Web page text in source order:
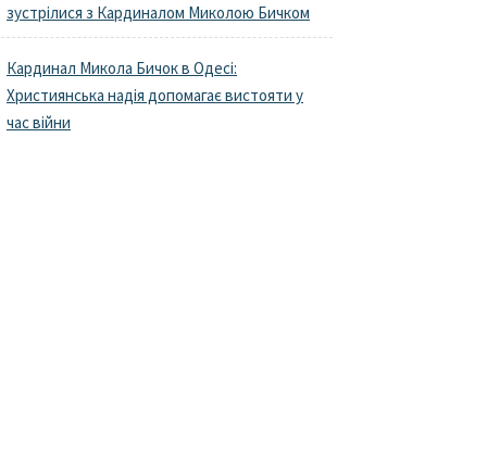
зустрілися з Кардиналом Миколою Бичком
Кардинал Микола Бичок в Одесі:
Християнська надія допомагає вистояти у
час війни